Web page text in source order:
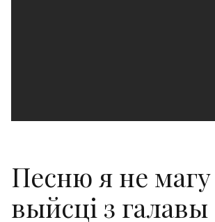
Песню я не магу
выйсці з галавы